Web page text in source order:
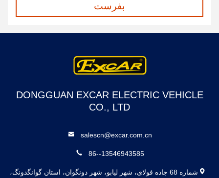
بفرست
DONGGUAN EXCAR ELECTRIC VEHICLE
CO., LTD
salescn@excar.com.cn
86--13546943585
شماره 68 جاده فولای، شهر لیابو، شهر دونگوان، استان گوانگدونگ،